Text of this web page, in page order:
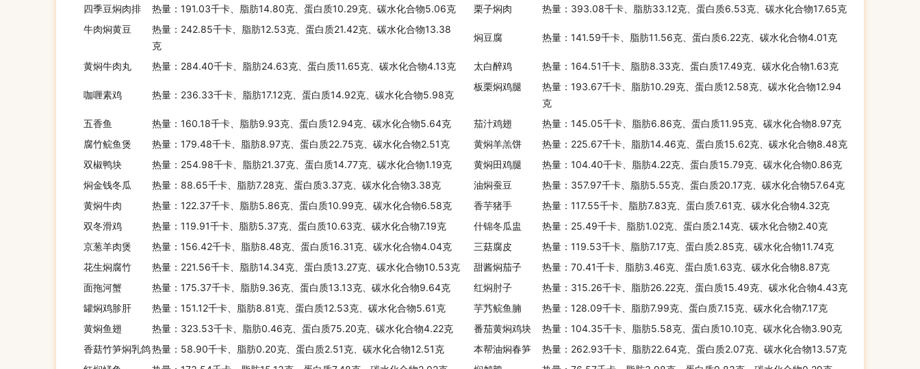
四季豆焖肉排
热量：191.03千卡、脂肪14.80克、蛋白质10.29克、碳水化合物5.06克 栗子焖肉
热量：393.08千卡、脂肪33.12克、蛋白质6.53克、碳水化合物17.65克
牛肉焖黄豆
热量：242.85千卡、脂肪12.53克、蛋白质21.42克、碳水化合物13.38
克
焖豆腐 热量：141.59千卡、脂肪11.56克、蛋白质6.22克、碳水化合物4.01克
黄焖牛肉丸 热量：284.40千卡、脂肪24.63克、蛋白质11.65克、碳水化合物4.13克 太白醉鸡 热量：164.51千卡、脂肪8.33克、蛋白质17.49克、碳水化合物1.63克
咖喱素鸡 热量：236.33千卡、脂肪17.12克、蛋白质14.92克、碳水化合物5.98克
板栗焖鸡腿
热量：193.67千卡、脂肪10.29克、蛋白质12.58克、碳水化合物12.94
克
五香鱼
热量：160.18千卡、脂肪9.93克、蛋白质12.94克、碳水化合物5.64克 茄汁鸡翅
热量：145.05千卡、脂肪6.86克、蛋白质11.95克、碳水化合物8.97克
腐竹鲩鱼煲
热量：179.48千卡、脂肪8.97克、蛋白质22.75克、碳水化合物2.51克 黄焖羊羔饼
热量：225.67千卡、脂肪14.46克、蛋白质15.62克、碳水化合物8.48克
双椒鸭块
热量：254.98千卡、脂肪21.37克、蛋白质14.77克、碳水化合物1.19克 黄焖田鸡腿
热量：104.40千卡、脂肪4.22克、蛋白质15.79克、碳水化合物0.86克
焖金钱冬瓜
热量：88.65千卡、脂肪7.28克、蛋白质3.37克、碳水化合物3.38克 油焖蚕豆
热量：357.97千卡、脂肪5.55克、蛋白质20.17克、碳水化合物57.64克
黄焖牛肉
热量：122.37千卡、脂肪5.86克、蛋白质10.99克、碳水化合物6.58克 香芋猪手
热量：117.55千卡、脂肪7.83克、蛋白质7.61克、碳水化合物4.32克
双冬滑鸡
热量：119.91千卡、脂肪5.37克、蛋白质10.63克、碳水化合物7.19克 什锦冬瓜盅
热量：25.49千卡、脂肪1.02克、蛋白质2.14克、碳水化合物2.40克
京葱羊肉煲
热量：156.42千卡、脂肪8.48克、蛋白质16.31克、碳水化合物4.04克 三菇腐皮
热量：119.53千卡、脂肪7.17克、蛋白质2.85克、碳水化合物11.74克
花生焖腐竹
热量：221.56千卡、脂肪14.34克、蛋白质13.27克、碳水化合物10.53克 甜酱焖茄子
热量：70.41千卡、脂肪3.46克、蛋白质1.63克、碳水化合物8.87克
面拖河蟹
热量：175.37千卡、脂肪9.36克、蛋白质13.13克、碳水化合物9.64克 红焖肘子
热量：315.26千卡、脂肪26.22克、蛋白质15.49克、碳水化合物4.43克
罐焖鸡胗肝
热量：151.12千卡、脂肪8.81克、蛋白质12.53克、碳水化合物5.61克 芋艿鲩鱼腩
热量：128.09千卡、脂肪7.99克、蛋白质7.15克、碳水化合物7.17克
黄焖鱼翅
热量：323.53千卡、脂肪0.46克、蛋白质75.20克、碳水化合物4.22克 番茄黄焖鸡块
热量：104.35千卡、脂肪5.58克、蛋白质10.10克、碳水化合物3.90克
香菇竹笋焖乳鸽热量：58.90千卡、脂肪0.20克、蛋白质2.51克、碳水化合物12.51克 本帮油焖春笋
热量：262.93千卡、脂肪22.64克、蛋白质2.07克、碳水化合物13.57克